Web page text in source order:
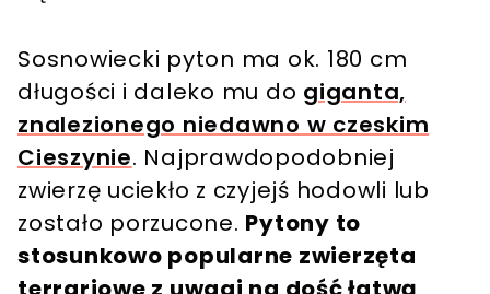
Sosnowiecki pyton ma ok. 180 cm
długości i daleko mu do giganta,
znalezionego niedawno w czeskim
Cieszynie. Najprawdopodobniej
zwierzę uciekło z czyjejś hodowli lub
zostało porzucone. Pytony to
stosunkowo popularne zwierzęta